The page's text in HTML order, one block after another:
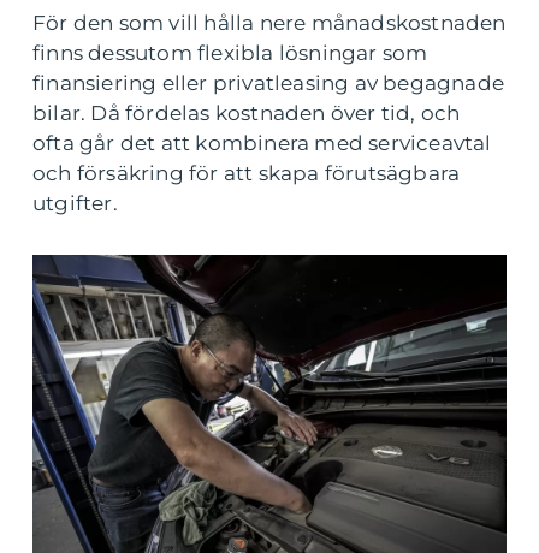
För den som vill hålla nere månadskostnaden
finns dessutom flexibla lösningar som
finansiering eller privatleasing av begagnade
bilar. Då fördelas kostnaden över tid, och
ofta går det att kombinera med serviceavtal
och försäkring för att skapa förutsägbara
utgifter.